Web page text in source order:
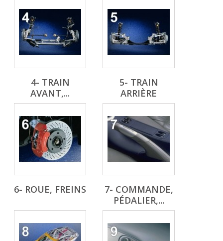
4- TRAIN
AVANT,...
5- TRAIN
ARRIÈRE
6- ROUE, FREINS
7- COMMANDE,
PÉDALIER,...